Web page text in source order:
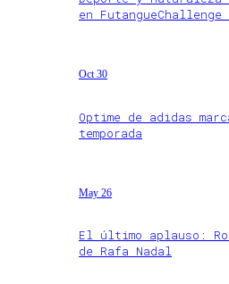
en FutangueChallenge
Oct 30
Optime de adidas
temporada
May 26
El último aplauso:
de Rafa Nadal